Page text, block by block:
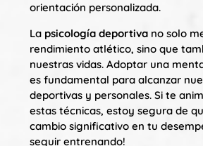
orientación personalizada.
La psicología deportiva no solo
rendimiento atlético, sino que
nuestras vidas. Adoptar una
es fundamental para alcanzar
deportivas y personales. Si te
estas técnicas, estoy segura de
cambio significativo en tu
seguir entrenando!